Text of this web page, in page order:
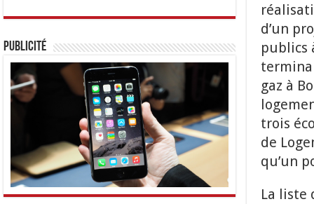
d’un
publics
gaz à
trois
de
qu’un
La liste
Publicité